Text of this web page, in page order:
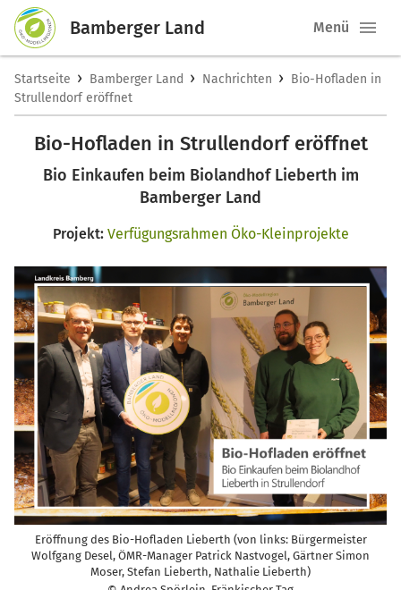
Bamberger Land Menü
Startseite › Bamberger Land › Nachrichten › Bio-Hofladen in
Strullendorf eröffnet
Bio-Hofladen in Strullendorf eröffnet
Bio Einkaufen beim Biolandhof Lieberth im
Bamberger Land
Projekt: Verfügungsrahmen Öko-Kleinprojekte
Eröffnung des Bio-Hofladen Lieberth (von links: Bürgermeister
Wolfgang Desel, ÖMR-Manager Patrick Nastvogel, Gärtner Simon
Moser, Stefan Lieberth, Nathalie Lieberth)